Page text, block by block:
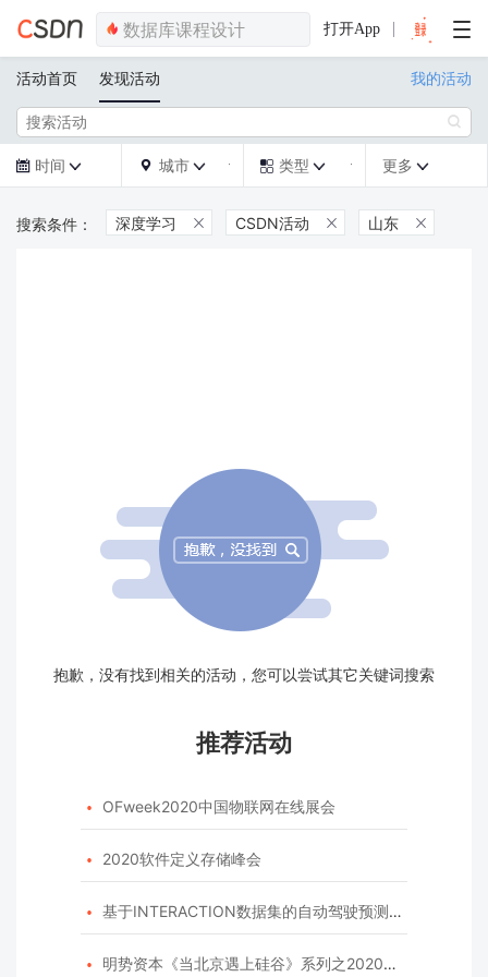
打开App
活动首页 发现活动 我的活动

 时间   城市   类型  更多 
深度学习  CSDN活动  山东 
抱歉，没有找到相关的活动，您可以尝试其它关键词搜索
推荐活动
 OFweek2020中国物联网在线展会
 2020软件定义存储峰会
 基于INTERACTION数据集的自动驾驶预测模型挑战赛
 明势资本《当北京遇上硅谷》系列之2020年度开源峰会